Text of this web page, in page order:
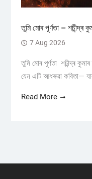
তুমি মোৰ পূৰ্ণতা – শচীন্দ্ৰ
7 Aug 2026
তুমি মোৰ পূৰ্ণতা শচীন্দ্ৰ
যেন এটি আধৰুৱা কবিতা—
Read More